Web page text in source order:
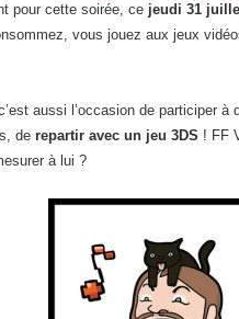
pour cette soirée, ce jeudi 31
vous jouez aux jeux
aussi l’occasion de participer à
de repartir avec un jeu 3DS ! FF
à lui ?